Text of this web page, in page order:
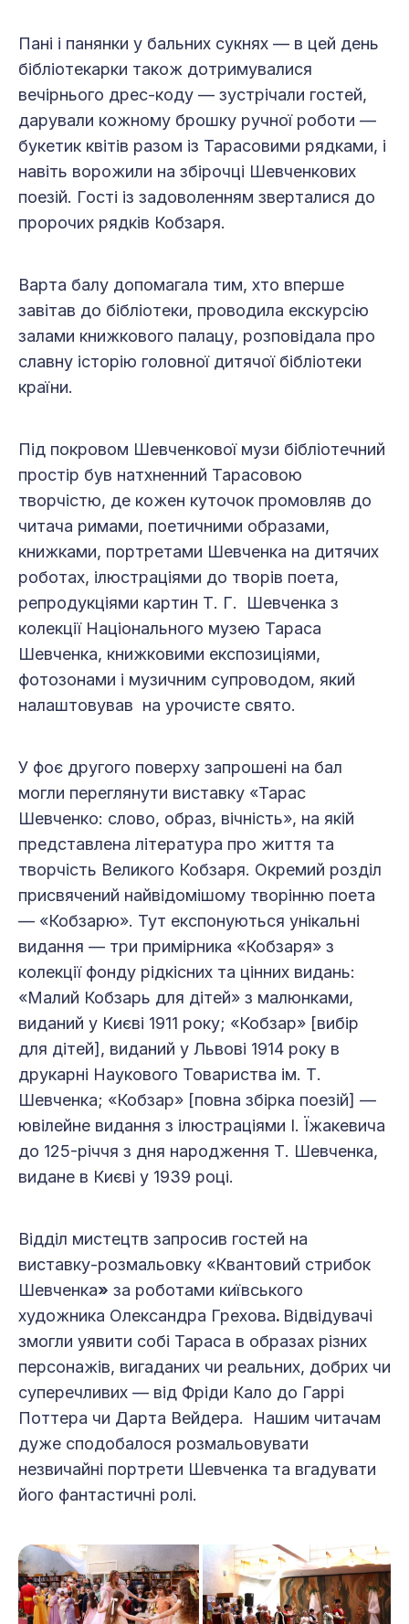
Пані і панянки у бальних сукнях — в цей день
бібліотекарки також дотримувалися
вечірнього дрес-коду — зустрічали гостей,
дарували кожному брошку ручної роботи —
букетик квітів разом із Тарасовими рядками, і
навіть ворожили на збірочці Шевченкових
поезій. Гості із задоволенням зверталися до
пророчих рядків Кобзаря.
Варта балу допомагала тим, хто вперше
завітав до бібліотеки, проводила екскурсію
залами книжкового палацу, розповідала про
славну історію головної дитячої бібліотеки
країни.
Під покровом Шевченкової музи бібліотечний
простір був натхненний Тарасовою
творчістю, де кожен куточок промовляв до
читача римами, поетичними образами,
книжками, портретами Шевченка на дитячих
роботах, ілюстраціями до творів поета,
репродукціями картин Т. Г. Шевченка з
колекції Національного музею Тараса
Шевченка, книжковими експозиціями,
фотозонами і музичним супроводом, який
налаштовував на урочисте свято.
У фоє другого поверху запрошені на бал
могли переглянути виставку «Тарас
Шевченко: слово, образ, вічність», на якій
представлена література про життя та
творчість Великого Кобзаря. Окремий розділ
присвячений найвідомішому творінню поета
— «Кобзарю». Тут експонуються унікальні
видання — три примірника «Кобзаря» з
колекції фонду рідкісних та цінних видань:
«Малий Кобзарь для дітей» з малюнками,
виданий у Києві 1911 року; «Кобзар» [вибір
для дітей], виданий у Львові 1914 року в
друкарні Наукового Товариства ім. Т.
Шевченка; «Кобзар» [повна збірка поезій] —
ювілейне видання з ілюстраціями І. Їжакевича
до 125-річчя з дня народження Т. Шевченка,
видане в Києві у 1939 році.
Відділ мистецтв запросив гостей на
виставку-розмальовку «Квантовий стрибок
Шевченка» за роботами київського
художника Олександра Грехова. Відвідувачі
змогли уявити собі Тараса в образах різних
персонажів, вигаданих чи реальних, добрих чи
суперечливих — від Фріди Кало до Гаррі
Поттера чи Дарта Вейдера. Нашим читачам
дуже сподобалося розмальовувати
незвичайні портрети Шевченка та вгадувати
його фантастичні ролі.